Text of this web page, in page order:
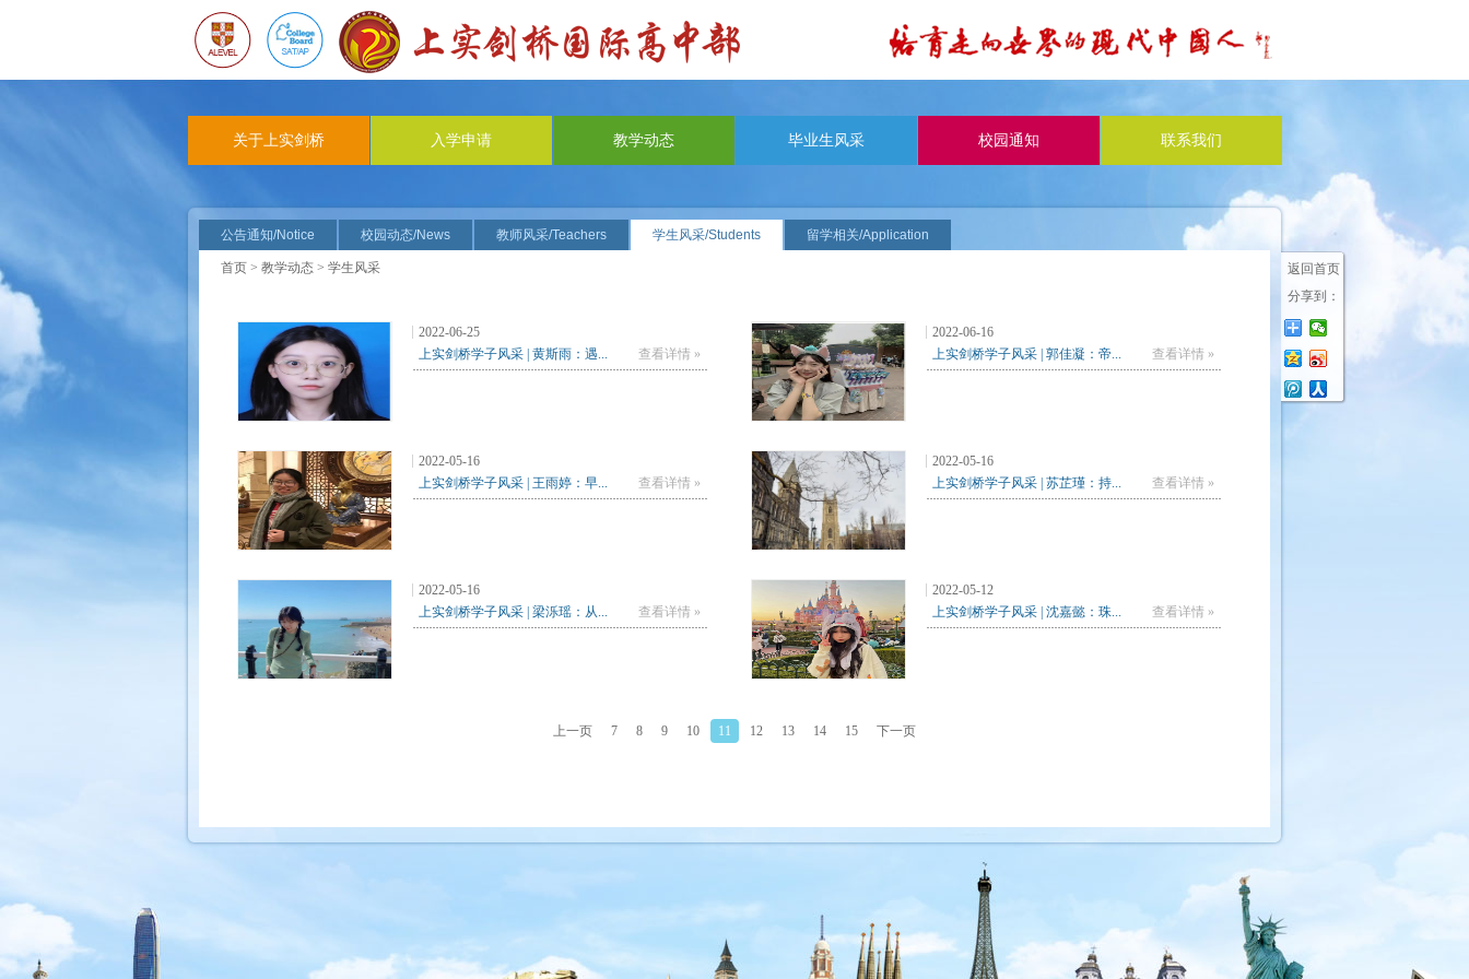
关于上实剑桥 入学申请 教学动态 毕业生风采 校园通知 联系我们
公告通知/Notice 校园动态/News 教师风采/Teachers 学生风采/Students 留学相关/Application
首页 > 教学动态 > 学生风采
2022-06-25
查看详情 »
上实剑桥学子风采 | 黄斯雨：遇...
2022-06-16
查看详情 »
上实剑桥学子风采 | 郭佳凝：帝...
2022-05-16
查看详情 »
上实剑桥学子风采 | 王雨婷：早...
2022-05-16
查看详情 »
上实剑桥学子风采 | 苏芷瑾：持...
2022-05-16
查看详情 »
上实剑桥学子风采 | 梁泺瑶：从...
2022-05-12
查看详情 »
上实剑桥学子风采 | 沈嘉懿：珠...
上一页 7 8 9 10 11 12 13 14 15 下一页
返回首页
分享到：